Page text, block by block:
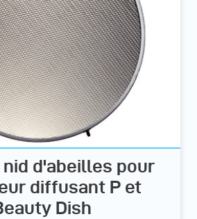
d'abeilles pour
diffusant P et
Dish